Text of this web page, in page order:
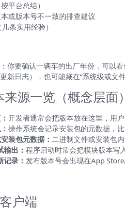
平台总结）
或版本号不一致的排查建议
条实用经验）
你要确认一辆车的出厂年份，可以
更新日志），也可能藏在“系统级或
源一览（概念层面）
开发者通常会把版本放在这里，用户
操作系统会记录安装包的元数据，
装包元数据： 二进制文件或安装包内
出： 程序启动时常会把模块版本写
录： 发布版本号会出现在App
户端